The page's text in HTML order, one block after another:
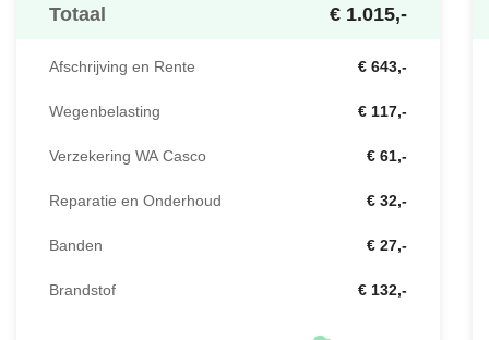
Totaal € 1.015,-
Afschrijving en Rente € 643,-
Wegenbelasting € 117,-
Verzekering WA Casco € 61,-
Reparatie en Onderhoud € 32,-
Banden € 27,-
Brandstof € 132,-